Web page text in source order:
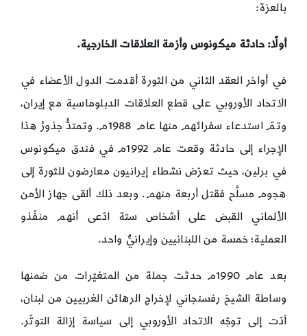
بالعزة:
أولًا: حادثة ميكونوس وأزمة العلاقات الخارجية.
في أواخر العقد الثاني من الثورة أقدمت الدول الأعضاء في
الاتحاد الأوروبي على قطع العلاقات الدبلوماسية مع إيران،
وتمّ استدعاء سفرائهم منها عام 1988م. وتمتدُّ جذورُ هذا
الإجراء إلى حادثة وقعت عام 1992م في فندق ميكونوس
في برلين، حيث تعرّض نشطاء إيرانيون معارضون للثورة إلى
هجوم مسلَّح فقتل أربعة منهم. وبعد ذلك ألقى جهاز الأمن
الألماني القبض على أشخاص ستة ادّعى أنهم منفّذو
العملية؛ خمسة من اللبنانيين وإيرانيٌّ واحد.
بعد عام 1990م حدثت جملة من المتغيّرات من ضمنها
وساطة الشيخ رفسنجاني لإخراج الرهائن الغربيين من لبنان،
أدّت إلى توجّه الاتحاد الأوروبي إلى سياسة إزالة التوتّر.